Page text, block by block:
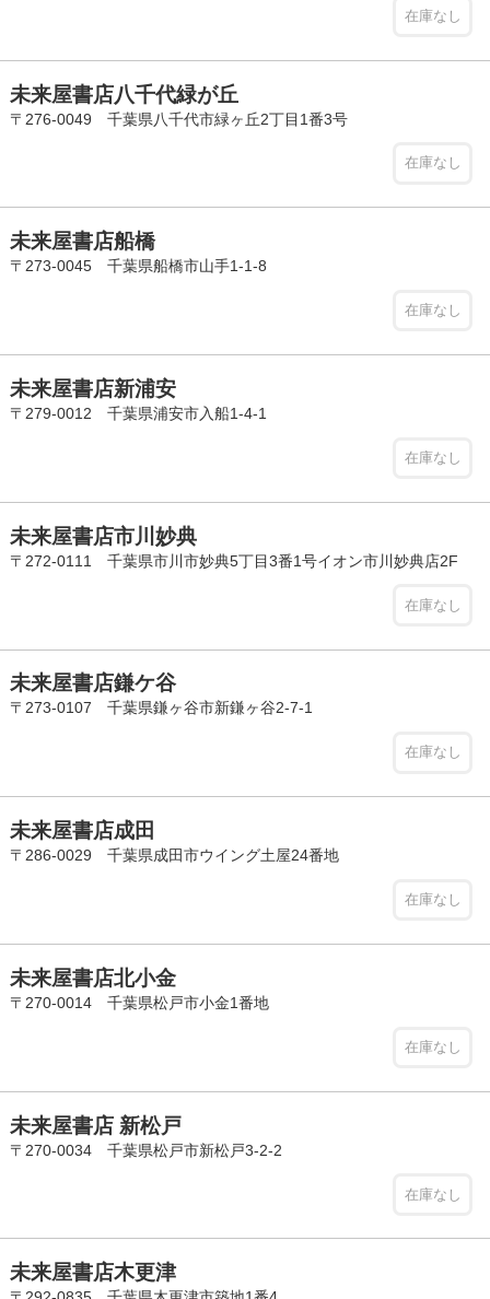
在庫なし
未来屋書店八千代緑が丘
〒276-0049 千葉県八千代市緑ヶ丘2丁目1番3号
在庫なし
未来屋書店船橋
〒273-0045 千葉県船橋市山手1-1-8
在庫なし
未来屋書店新浦安
〒279-0012 千葉県浦安市入船1-4-1
在庫なし
未来屋書店市川妙典
〒272-0111 千葉県市川市妙典5丁目3番1号イオン市川妙典店2F
在庫なし
未来屋書店鎌ケ谷
〒273-0107 千葉県鎌ヶ谷市新鎌ヶ谷2-7-1
在庫なし
未来屋書店成田
〒286-0029 千葉県成田市ウイング土屋24番地
在庫なし
未来屋書店北小金
〒270-0014 千葉県松戸市小金1番地
在庫なし
未来屋書店 新松戸
〒270-0034 千葉県松戸市新松戸3-2-2
在庫なし
未来屋書店木更津